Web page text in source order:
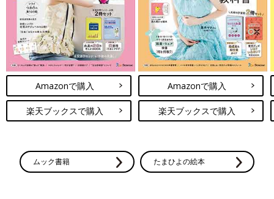
Amazonで購入
楽天ブックスで購入
Amazonで購入
楽天ブックスで購入
ムック書籍 たまひよの絵本